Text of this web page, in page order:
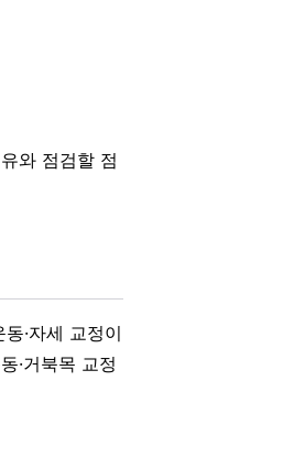
와 점검할 점
·자세 교정이
·거북목 교정